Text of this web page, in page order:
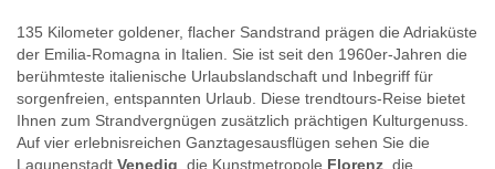
135 Kilometer goldener, flacher Sandstrand prägen die Adriaküste
der Emilia-Romagna in Italien. Sie ist seit den 1960er-Jahren die
berühmteste italienische Urlaubslandschaft und Inbegriff für
sorgenfreien, entspannten Urlaub. Diese trendtours-Reise bietet
Ihnen zum Strandvergnügen zusätzlich prächtigen Kulturgenuss.
Auf vier erlebnisreichen Ganztagesausflügen sehen Sie die
Lagunenstadt Venedig , die Kunstmetropole Florenz , die